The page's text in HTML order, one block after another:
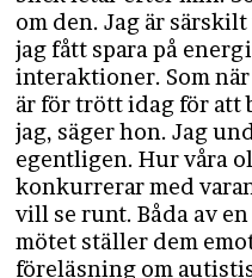
om den. Jag är
jag fått spara på
interaktioner. Som
är för trött idag för att
jag, säger hon. Jag
egentligen. Hur våra
konkurrerar med
vill se runt. Båda av
mötet ställer dem
föreläsning om